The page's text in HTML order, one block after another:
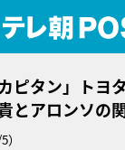
ピタン」トヨ
とアロンソの